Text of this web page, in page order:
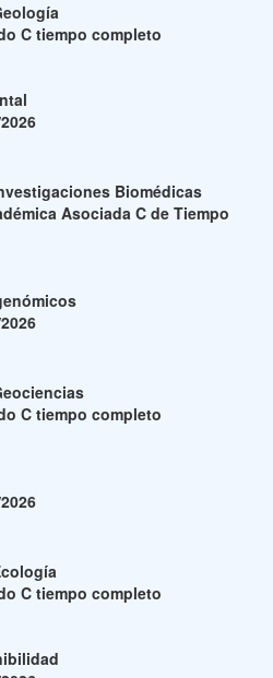
C tiempo completo
Biomédicas
Asociada C de Tiempo
C tiempo completo
C tiempo completo